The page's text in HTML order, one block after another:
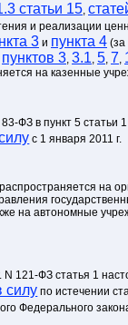
статьи 15,
и реализации
3 и пункта 4 (за
пунктов 3, 3.1, 5, 7,
на казенные
ФЗ в пункт 5 статьи
с 1 января 2011 г.
на
на автономные
N 121-ФЗ статья 1
силу по истечении
Федерального